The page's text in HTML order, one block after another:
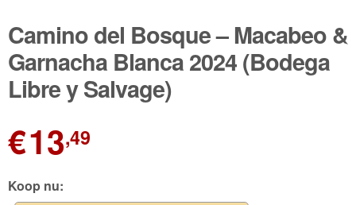
Camino del Bosque – Macabeo &
Garnacha Blanca 2024 (Bodega
Libre y Salvage)
€13,49
Koop nu: